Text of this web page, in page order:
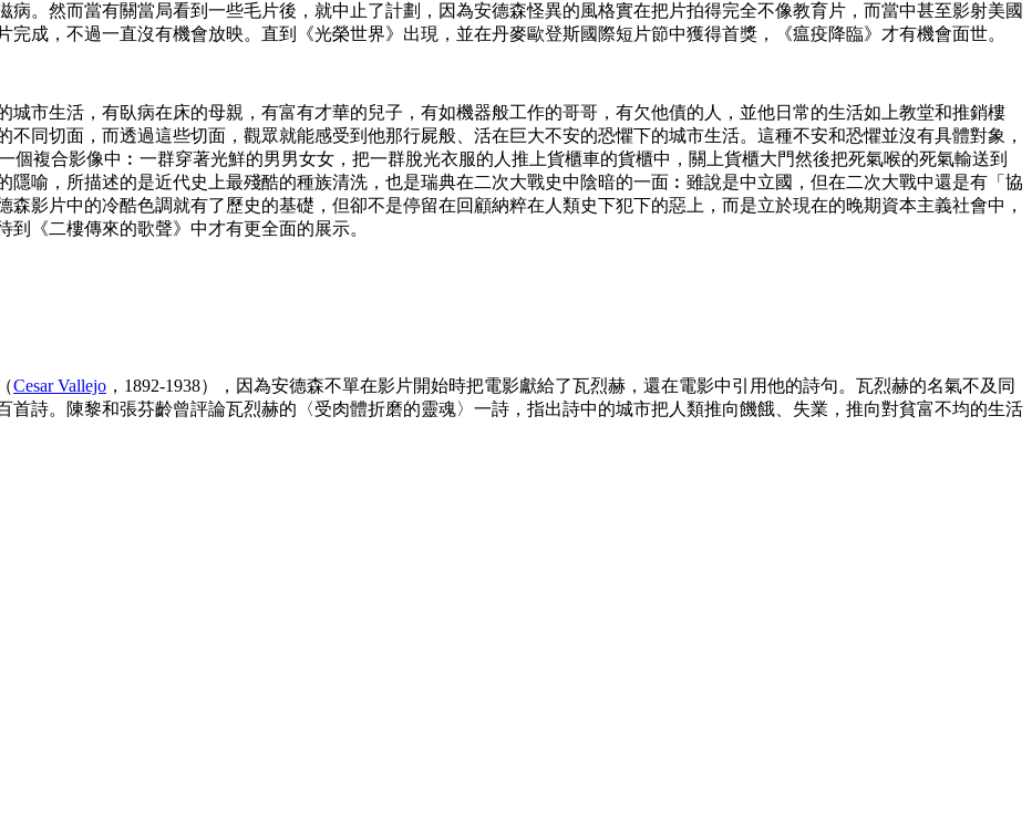
病。然而當有關當局看到一些毛片後，就中止了計劃，因為安德森怪異的風格實在把片拍得完全不像教育片，而當中甚至影射美國
成，不過一直沒有機會放映。直到《光榮世界》出現，並在丹麥歐登斯國際短片節中獲得首獎，《瘟疫降臨》才有機會面世。
城市生活，有臥病在床的母親，有富有才華的兒子，有如機器般工作的哥哥，有欠他債的人，並他日常的生活如上教堂和推銷樓
同切面，而透過這些切面，觀眾就能感受到他那行屍般、活在巨大不安的恐懼下的城市生活。這種不安和恐懼並沒有具體對象，
個複合影像中︰一群穿著光鮮的男男女女，把一群脫光衣服的人推上貨櫃車的貨櫃中，關上貨櫃大門然後把死氣喉的死氣輸送到
喻，所描述的是近代史上最殘酷的種族清洗，也是瑞典在二次大戰史中陰暗的一面︰雖說是中立國，但在二次大戰中還是有「協
影片中的冷酷色調就有了歷史的基礎，但卻不是停留在回顧納粹在人類史下犯下的惡上，而是立於現在的晚期資本主義社會中，
《二樓傳來的歌聲》中才有更全面的展示。
Cesar Vallejo ，1892-1938），因為安德森不單在影片開始時把電影獻給了瓦烈赫，還在電影中引用他的詩句。瓦烈赫的名氣不及同
首詩。陳黎和張芬齡曾評論瓦烈赫的〈受肉體折磨的靈魂〉一詩，指出詩中的城市把人類推向饑餓、失業，推向對貧富不均的生活